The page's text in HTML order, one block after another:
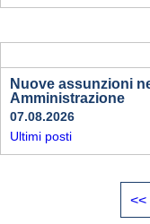
Nuove assunzioni
Amministrazione
07.08.2026
Ultimi posti
<<